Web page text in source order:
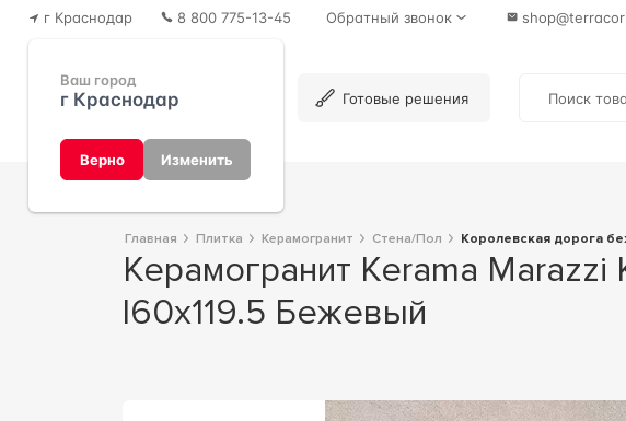
г Краснодар
Ваш город
г Краснодар
Верно Изменить
8 800 775-13-45 Обратный звонок
Готовые решения
Главная Плитка Керамогранит Стена/Пол Королевская дорога
Керамогранит Kerama Marazzi Королевская дорога беж обрезной
l60х119.5 Бежевый